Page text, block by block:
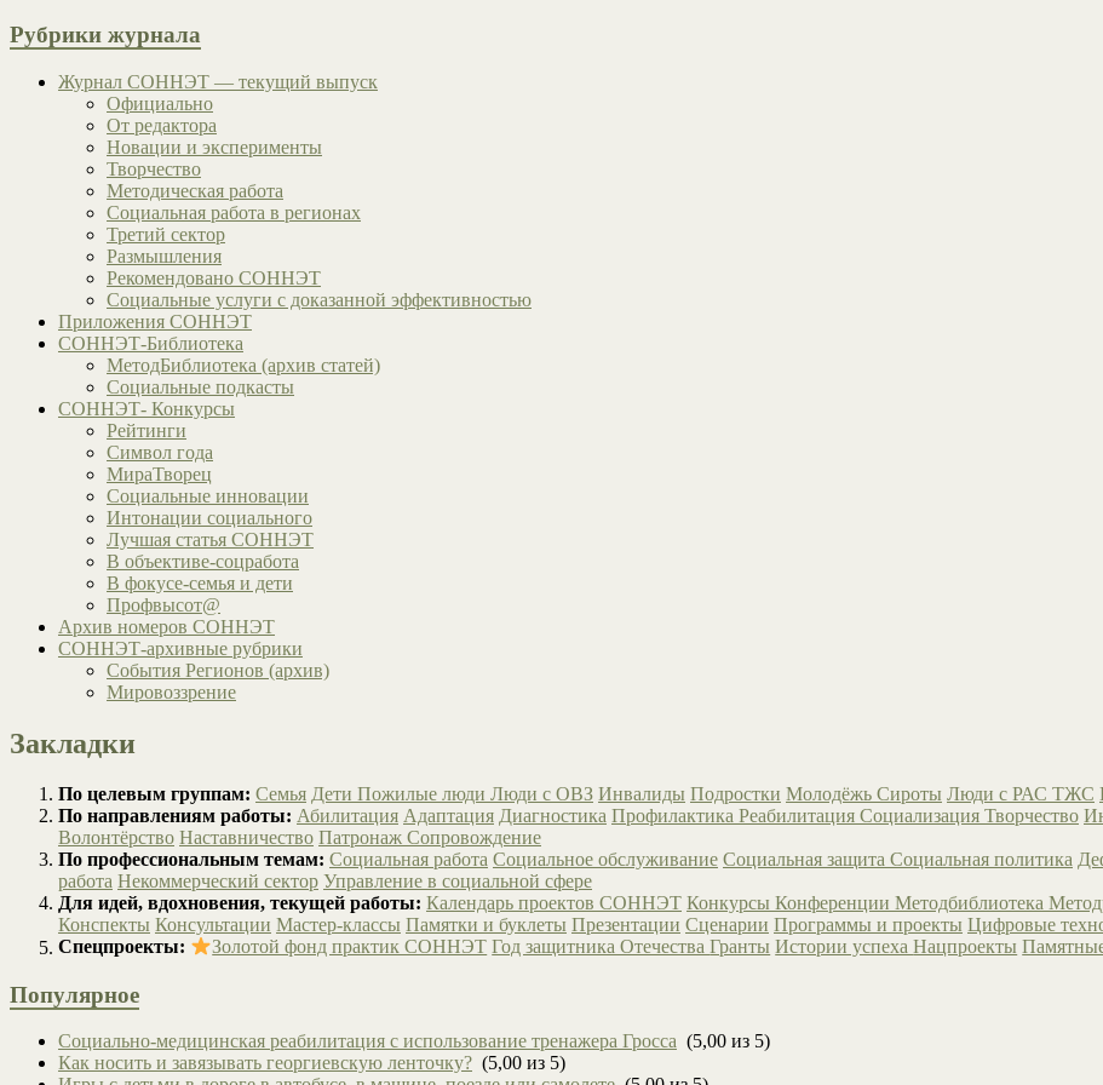
Рубрики журнала
Журнал СОННЭТ — текущий выпуск
Официально
От редактора
Новации и эксперименты
Творчество
Методическая работа
Социальная работа в регионах
Третий сектор
Размышления
Рекомендовано СОННЭТ
Социальные услуги с доказанной эффективностью
Приложения СОННЭТ
СОННЭТ-Библиотека
МетодБиблиотека (архив статей)
Социальные подкасты
СОННЭТ- Конкурсы
Рейтинги
Символ года
МираТворец
Социальные инновации
Интонации социального
Лучшая статья СОННЭТ
В объективе-соцработа
В фокусе-семья и дети
Профвысот@
Архив номеров СОННЭТ
СОННЭТ-архивные рубрики
События Регионов (архив)
Мировоззрение
Закладки
По целевым группам: Семья Дети Пожилые люди Люди с ОВЗ Инвалиды Подростки Молодёжь Сироты Люди с РАС ТЖС
По направлениям работы: Абилитация Адаптация Диагностика Профилактика Реабилитация Социализация Творчество
Волонтёрство Наставничество Патронаж Сопровождение
По профессиональным темам: Социальная работа Социальное обслуживание Социальная защита Социальная политика
работа Некоммерческий сектор Управление в социальной сфере
Для идей, вдохновения, текущей работы: Календарь проектов СОННЭТ Конкурсы Конференции Методбиблиотека
Конспекты Консультации Мастер-классы Памятки и буклеты Презентации Сценарии Программы и проекты Цифровые
Спецпроекты:
Золотой фонд практик СОННЭТ Год защитника ОтечестваГранты Истории успехаНацпроекты
Популярное
Социально-медицинская реабилитация с использование тренажера Гросса (5,00 из 5)
Как носить и завязывать георгиевскую ленточку? (5,00 из 5)